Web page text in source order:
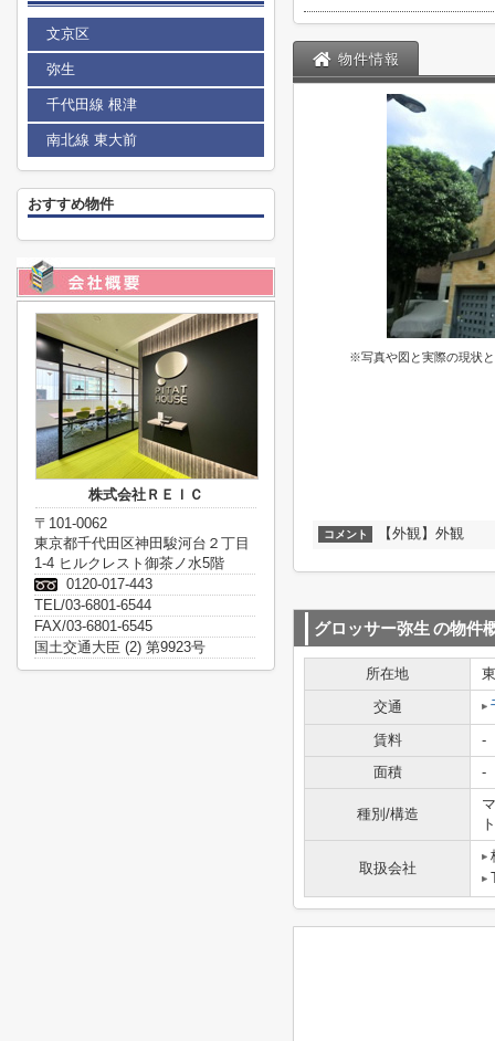
物件情報
※写真や図と実際の現状
コメント 【外観】外観
グロッサー弥生 の物件
所在地
交通
賃料
-
面積
-
種別/構造
ト
取扱会社
文京区
弥生
千代田線 根津
南北線 東大前
おすすめ物件
株式会社ＲＥＩＣ
〒101-0062
東京都千代田区神田駿河台２丁目
1-4 ヒルクレスト御茶ノ水5階
0120-017-443
TEL/03-6801-6544
FAX/03-6801-6545
国土交通大臣 (2) 第9923号